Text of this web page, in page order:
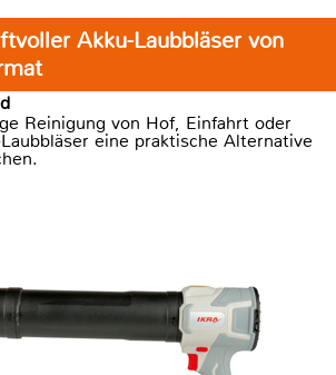
Akku-Laubbläser von
Reinigung von Hof, Einfahrt oder
eine praktische Alternative